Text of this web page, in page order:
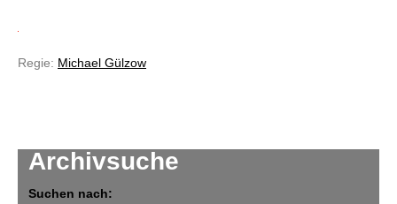
Archivsuche
Suchen nach:
Regie: Michael Gülzow